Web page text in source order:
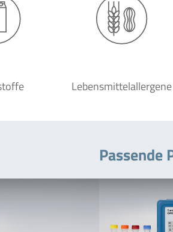
Lebensmittelallergene
Passende